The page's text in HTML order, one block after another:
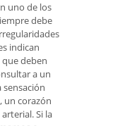
uno de los
debe
indican
deben
a un
un corazón
Si la